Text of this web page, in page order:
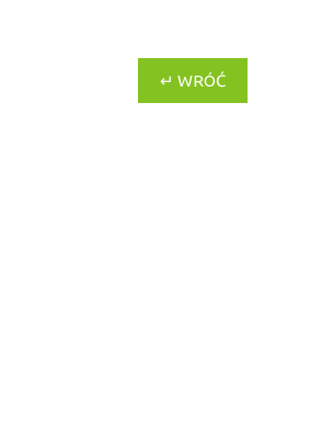
↵ WRÓĆ